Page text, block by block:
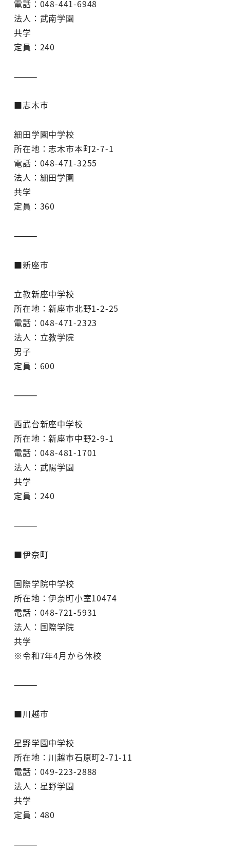
電話：048-441-6948
法人：武南学園
共学
定員：240
⸻
■志木市
細田学園中学校
所在地：志木市本町2-7-1
電話：048-471-3255
法人：細田学園
共学
定員：360
⸻
■新座市
立教新座中学校
所在地：新座市北野1-2-25
電話：048-471-2323
法人：立教学院
男子
定員：600
⸻
西武台新座中学校
所在地：新座市中野2-9-1
電話：048-481-1701
法人：武陽学園
共学
定員：240
⸻
■伊奈町
国際学院中学校
所在地：伊奈町小室10474
電話：048-721-5931
法人：国際学院
共学
※令和7年4月から休校
⸻
■川越市
星野学園中学校
所在地：川越市石原町2-71-11
電話：049-223-2888
法人：星野学園
共学
定員：480
⸻